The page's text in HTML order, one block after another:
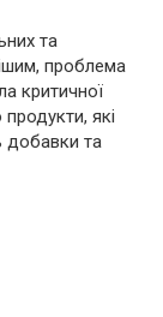
та
проблема
критичної
які
добавки та